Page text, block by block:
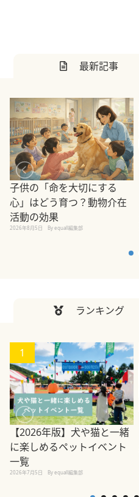
最新記事
子供の「命を大切にする
心」はどう育つ？動物介在
活動の効果
2026年8月5日 By equall編集部
ランキング
1
【2026年版】犬や猫と一緒
に楽しめるペットイベント
一覧
2026年7月5日 By equall編集部